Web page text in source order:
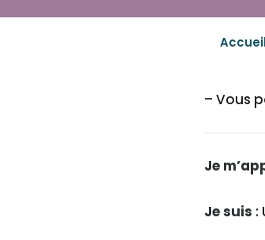
– Vous
Je
Je suis :